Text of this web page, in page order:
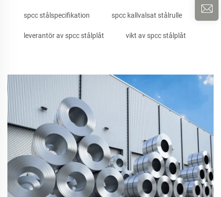
spcc stålspecifikation spcc kallvalsat stålrulle
leverantör av spcc stålplåt vikt av spcc stålplåt